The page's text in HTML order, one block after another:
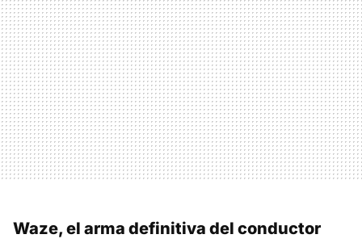
Waze, el arma definitiva del conductor